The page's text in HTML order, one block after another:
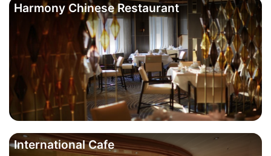
Harmony Chinese Restaurant
International Cafe